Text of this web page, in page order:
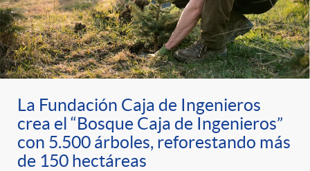
La Fundación Caja de Ingenieros
crea el “Bosque Caja de Ingenieros”
con 5.500 árboles, reforestando más
de 150 hectáreas